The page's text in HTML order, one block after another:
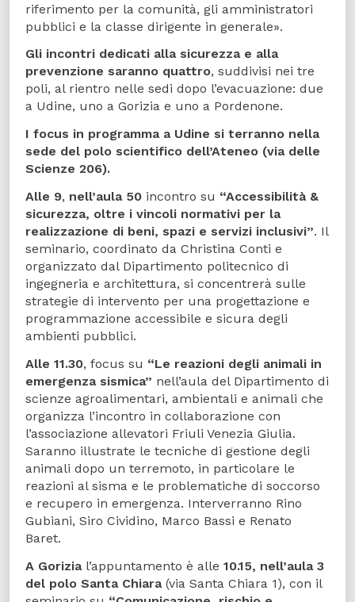
riferimento per la comunità, gli amministratori
pubblici e la classe dirigente in generale».
Gli incontri dedicati alla sicurezza e alla
prevenzione saranno quattro, suddivisi nei tre
poli, al rientro nelle sedi dopo l’evacuazione: due
a Udine, uno a Gorizia e uno a Pordenone.
I focus in programma a Udine si terranno nella
sede del polo scientifico dell’Ateneo (via delle
Scienze 206).
Alle 9, nell’aula 50 incontro su “Accessibilità &
sicurezza, oltre i vincoli normativi per la
realizzazione di beni, spazi e servizi inclusivi”. Il
seminario, coordinato da Christina Conti e
organizzato dal Dipartimento politecnico di
ingegneria e architettura, si concentrerà sulle
strategie di intervento per una progettazione e
programmazione accessibile e sicura degli
ambienti pubblici.
Alle 11.30, focus su “Le reazioni degli animali in
emergenza sismica” nell’aula del Dipartimento di
scienze agroalimentari, ambientali e animali che
organizza l’incontro in collaborazione con
l’associazione allevatori Friuli Venezia Giulia.
Saranno illustrate le tecniche di gestione degli
animali dopo un terremoto, in particolare le
reazioni al sisma e le problematiche di soccorso
e recupero in emergenza. Interverranno Rino
Gubiani, Siro Cividino, Marco Bassi e Renato
Baret.
A Gorizial’appuntamento è alle 10.15, nell’aula 3
del polo Santa Chiara(via Santa Chiara 1), con il